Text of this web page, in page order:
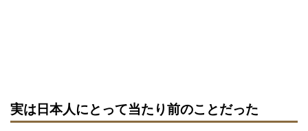
実は日本人にとって当たり前のことだった